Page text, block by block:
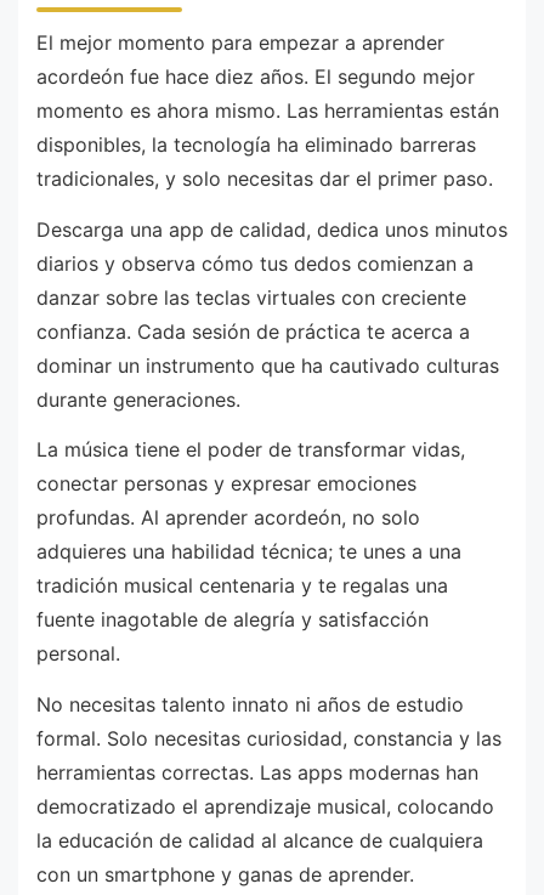
El mejor momento para empezar a aprender
acordeón fue hace diez años. El segundo mejor
momento es ahora mismo. Las herramientas están
disponibles, la tecnología ha eliminado barreras
tradicionales, y solo necesitas dar el primer paso.
Descarga una app de calidad, dedica unos minutos
diarios y observa cómo tus dedos comienzan a
danzar sobre las teclas virtuales con creciente
confianza. Cada sesión de práctica te acerca a
dominar un instrumento que ha cautivado culturas
durante generaciones.
La música tiene el poder de transformar vidas,
conectar personas y expresar emociones
profundas. Al aprender acordeón, no solo
adquieres una habilidad técnica; te unes a una
tradición musical centenaria y te regalas una
fuente inagotable de alegría y satisfacción
personal.
No necesitas talento innato ni años de estudio
formal. Solo necesitas curiosidad, constancia y las
herramientas correctas. Las apps modernas han
democratizado el aprendizaje musical, colocando
la educación de calidad al alcance de cualquiera
con un smartphone y ganas de aprender.